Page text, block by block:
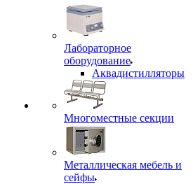
Лабораторное
оборудование
Аквадистилляторы
Многоместные секции
Металлическая мебель и
сейфы